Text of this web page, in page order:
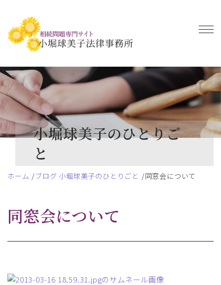
小堀球美子のひとりご
と
ホーム ブログ 小堀球美子のひとりごと 同窓会について
同窓会について